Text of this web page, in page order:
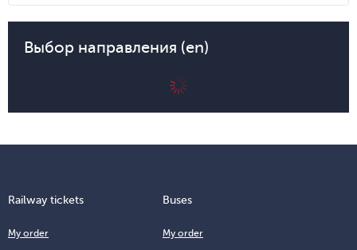
Выбор направления (en)
Railway tickets
My order
Buses
My order